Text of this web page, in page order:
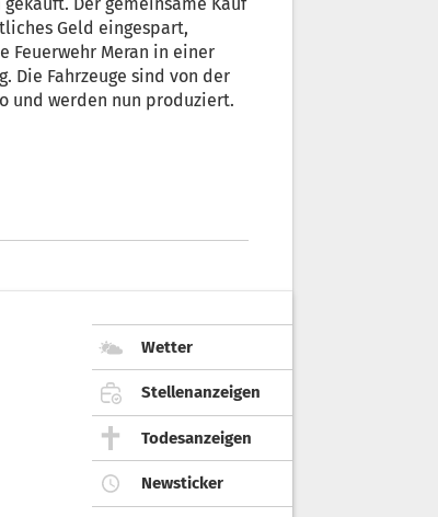
Geld eingespart,
Feuerwehr Meran in einer
der
und werden nun produziert.
Wetter
Stellenanzeigen
Todesanzeigen
Newsticker